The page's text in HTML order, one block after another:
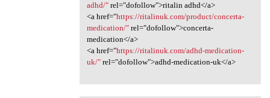
adhd/"rel="dofollow">ritalin adhd</a>
<a href="https://ritalinuk.com/product/concerta-
medication/"rel="dofollow">concerta-
medication</a>
<a href="https://ritalinuk.com/adhd-medication-
uk/"rel="dofollow">adhd-medication-uk</a>